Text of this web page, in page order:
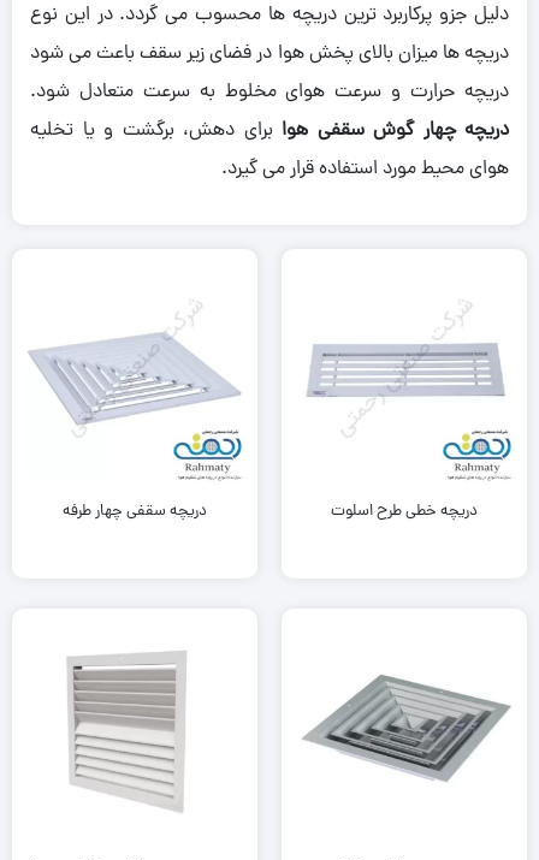
دلیل جزو پرکاربرد ترین دریچه ها محسوب می گردد. در این نوع
دریچه ها میزان بالای پخش هوا در فضای زیر سقف باعث می شود
دریچه حرارت و سرعت هوای مخلوط به سرعت متعادل شود.
دریچه چهار گوش سقفی هوا برای دهش، برگشت و یا تخلیه
هوای محیط مورد استفاده قرار می گیرد.
دریچه خطی طرح اسلوت دریچه سقفی چهار طرفه